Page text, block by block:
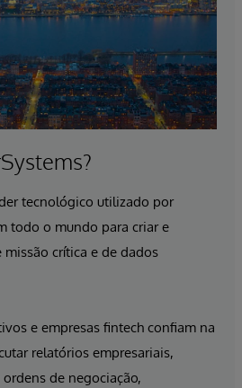
tecnológico utilizado por
todo o mundo para criar e
crítica e de dados
e empresas fintech confiam na
relatórios empresariais,
de negociação,